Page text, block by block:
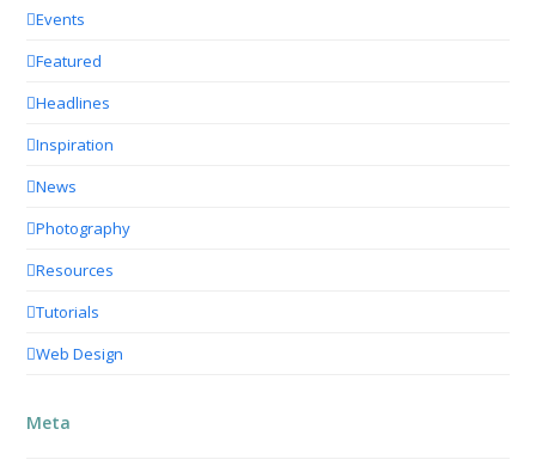
Events
Featured
Headlines
Inspiration
News
Photography
Resources
Tutorials
Web Design
Meta